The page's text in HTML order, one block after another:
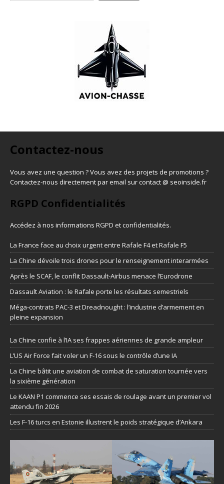
Contactez-nous
Vous avez une question ? Vous avez des projets de promotions ?
Contactez-nous directement par email sur contact @ seoinside.fr
RGPD Confidentialités
Accédez à nos informations RGPD et confidentialités.
La France face au choix urgent entre Rafale F4 et Rafale F5
La Chine dévoile trois drones pour le renseignement interarmées
Après le SCAF, le conflit Dassault-Airbus menace l’Eurodrone
Dassault Aviation : le Rafale porte les résultats semestriels
Méga-contrats PAC-3 et Dreadnought : l’industrie d’armement en
pleine expansion
La Chine confie à l’IA ses frappes aériennes de grande ampleur
L’US Air Force fait voler un F-16 sous le contrôle d’une IA
La Chine bâtit une aviation de combat de saturation tournée vers
la sixième génération
Le KAAN P1 commence ses essais de roulage avant un premier vol
attendu fin 2026
Les F-16 turcs en Estonie illustrent le poids stratégique d’Ankara